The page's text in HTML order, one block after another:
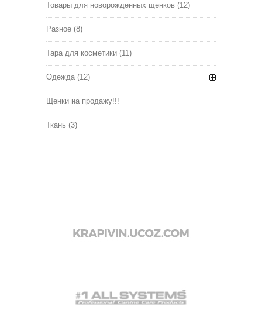
Товары для новорожденных щенков (12)
Разное (8)
Тара для косметики (11)
Одежда (12)
Щенки на продажу!!!
Ткань (3)